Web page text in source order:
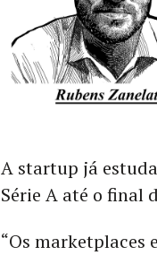
A startup já
Série A até o final
“Os marketplaces